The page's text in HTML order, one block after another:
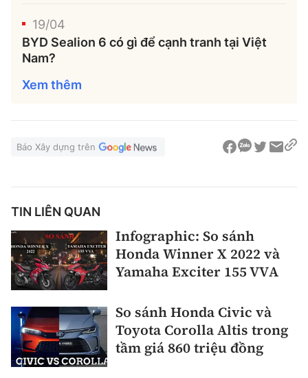
19/04
BYD Sealion 6 có gì để cạnh tranh tại Việt
Nam?
Xem thêm
Báo Xây dựng trên
TIN LIÊN QUAN
Infographic: So sánh
Honda Winner X 2022 và
Yamaha Exciter 155 VVA
So sánh Honda Civic và
Toyota Corolla Altis trong
tầm giá 860 triệu đồng